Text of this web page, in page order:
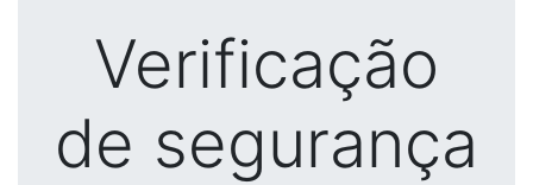
Verificação
de segurança